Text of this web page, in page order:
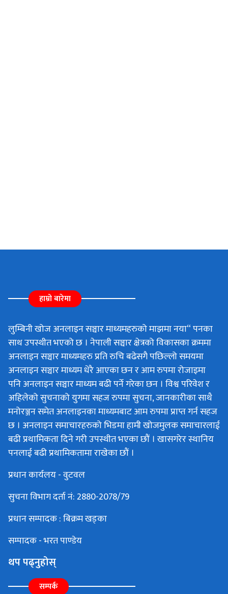
हाम्रो बारेमा
लुम्बिनी खोज अनलाइन सञ्चार माध्यमहरुको माझमा नया“ पनका
साथ उपस्थीत भएको छ । नेपाली सञ्चार क्षेत्रको विकासका क्रममा
अनलाइन सञ्चार माध्यमहरु प्रति रुचि बढेसगै पछिल्लो समयमा
अनलाइन सञ्चार माध्यम धेरै आएका छन र आम रुपमा रोजाइमा
पनि अनलाइन सञ्चार माध्यम बढी पर्ने गरेका छन । विश्व परिवेश र
अहिलेको सुचनाको युगमा सहज रुपमा सुचना, जानकारीका साथै
मनोरञ्जन समेत अनलाइनका माध्यमबाट आम रुपमा प्राप्त गर्न सहज
छ । अनलाइन समाचारहरुको भिडमा हामी खोजमुलक समाचारलाई
बढी प्रथामिकता दिने गरी उपस्थीत भएका छौं । खासगरेर स्थानिय
पनलाई बढी प्रथामिकतामा राखेका छौं ।
प्रधान कार्यलय - वुटवल
सुचना विभाग दर्ता नं: 2880-2078/79
प्रधान सम्पादक : बिक्रम खड्का
सम्पादक - भरत पाण्डेय
थप पढ्नुहोस्
सम्पर्क